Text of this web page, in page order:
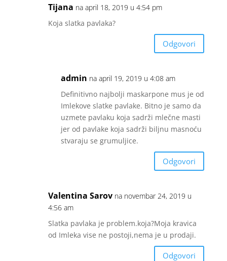
Tijana na april 18, 2019 u 4:54 pm
Koja slatka pavlaka?
Odgovori
admin na april 19, 2019 u 4:08 am
Definitivno najbolji maskarpone mus je od
Imlekove slatke pavlake. Bitno je samo da
uzmete pavlaku koja sadrži mlečne masti
jer od pavlake koja sadrži biljnu masnoću
stvaraju se grumuljice.
Odgovori
Valentina Sarov na novembar 24, 2019 u
4:56 am
Slatka pavlaka je problem.koja?Moja kravica
od Imleka vise ne postoji,nema je u prodaji.
Odgovori